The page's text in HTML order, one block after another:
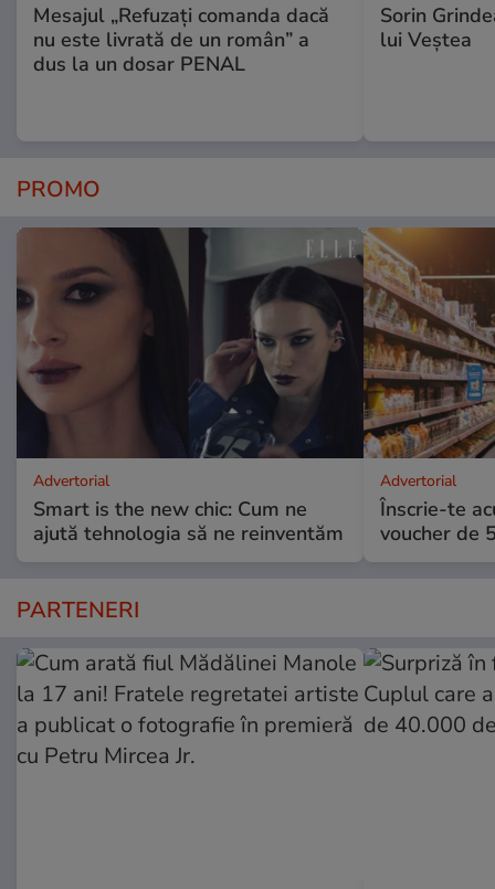
Mesajul „Refuzați comanda dacă
nu este livrată de un român” a
dus la un dosar PENAL
Sorin
lui Veștea
PROMO
Advertorial
Smart is the new chic: Cum ne
ajută tehnologia să ne reinventăm
Advertorial
Înscrie-te
voucher de
PARTENERI